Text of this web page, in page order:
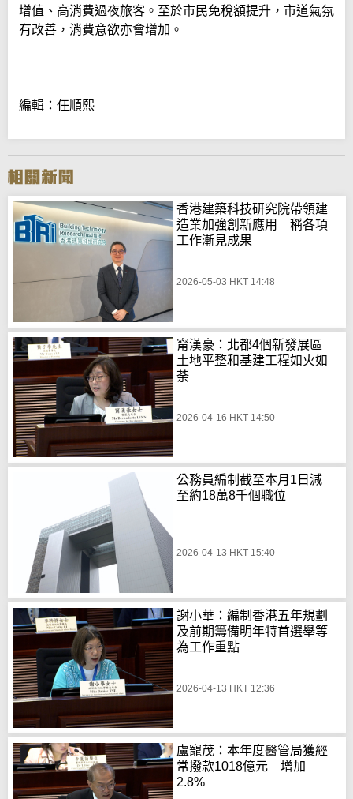
增值、高消費過夜旅客。至於市民免稅額提升，市道氣氛
有改善，消費意欲亦會增加。
編輯：任順熙
香港建築科技研究院帶領建
造業加強創新應用 稱各項
工作漸見成果
2026-05-03 HKT 14:48
甯漢豪：北都4個新發展區
土地平整和基建工程如火如
荼
2026-04-16 HKT 14:50
公務員編制截至本月1日減
至約18萬8千個職位
2026-04-13 HKT 15:40
謝小華：編制香港五年規劃
及前期籌備明年特首選舉等
為工作重點
2026-04-13 HKT 12:36
盧寵茂：本年度醫管局獲經
常撥款1018億元 增加
2.8%